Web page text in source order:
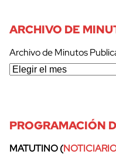
ARCHIVO DE
Archivo de Minutos
PROGRAMACIÓN
MATUTINO (